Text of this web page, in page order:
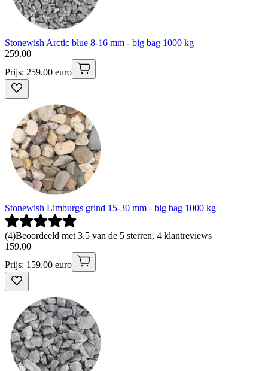
Stonewish Arctic blue 8-16 mm - big bag 1000 kg
259.00
Prijs: 259.00 euro
Stonewish Limburgs grind 15-30 mm - big bag 1000 kg
(4)Beoordeeld met 3.5 van de 5 sterren, 4 klantreviews
159.00
Prijs: 159.00 euro